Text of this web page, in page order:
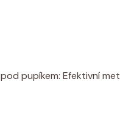
pupíkem: Efektivní